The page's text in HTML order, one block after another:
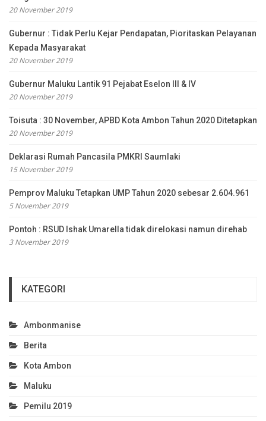
20 November 2019
Gubernur : Tidak Perlu Kejar Pendapatan, Pioritaskan Pelayanan
Kepada Masyarakat
20 November 2019
Gubernur Maluku Lantik 91 Pejabat Eselon III & IV
20 November 2019
Toisuta : 30 November, APBD Kota Ambon Tahun 2020 Ditetapkan
20 November 2019
Deklarasi Rumah Pancasila PMKRI Saumlaki
15 November 2019
Pemprov Maluku Tetapkan UMP Tahun 2020 sebesar 2.604.961
5 November 2019
Pontoh : RSUD Ishak Umarella tidak direlokasi namun direhab
3 November 2019
KATEGORI
Ambonmanise
Berita
Kota Ambon
Maluku
Pemilu 2019